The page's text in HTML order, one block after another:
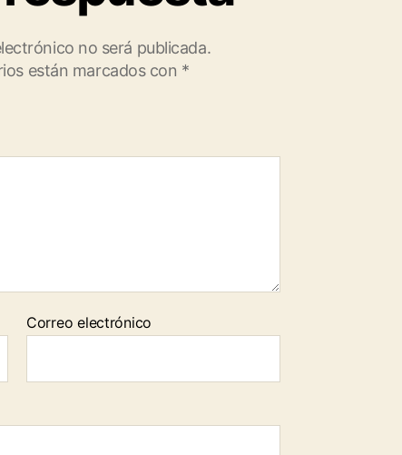
no será publicada.
están marcados con *
Correo electrónico